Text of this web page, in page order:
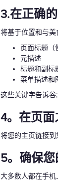
3.在正确
将基于位置和与美
页面标题（
元描述
标题和副标
菜单描述和
这些关键字告诉谷
4。在页
将您的主页链接到
5。确保
大多数人都在手机